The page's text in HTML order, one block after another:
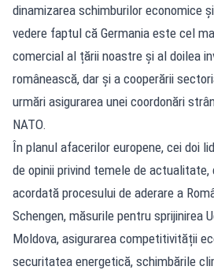
dinamizarea schimburilor economice
vedere faptul că Germania este cel
comercial al țării noastre și al doilea
românească, dar și a cooperării
urmări asigurarea unei coordonări
NATO.
În planul afacerilor europene, cei doi
de opinii privind temele de
acordată procesului de aderare a
Schengen, măsurile pentru sprijinirea
Moldova, asigurarea competitivității
securitatea energetică, schimbările